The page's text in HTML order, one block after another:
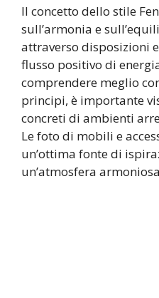
Il concetto dello stile
sull’armonia e
attraverso disposizioni
flusso positivo di
comprendere meglio
principi, è importante
concreti di ambienti
Le foto di mobili e
un’ottima fonte di
un’atmosfera